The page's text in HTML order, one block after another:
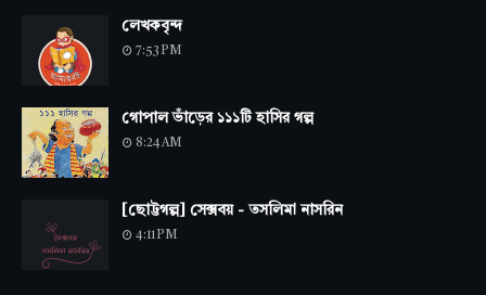
লেখকবৃন্দ
7:53 PM
গোপাল ভাঁড়ের ১১১টি হাসির গল্প
8:24 AM
[ছোট্টগল্প] সেক্সবয় - তসলিমা নাসরিন
4:11 PM